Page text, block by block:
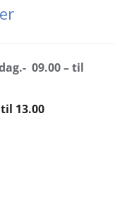
09.00 – til
13.00